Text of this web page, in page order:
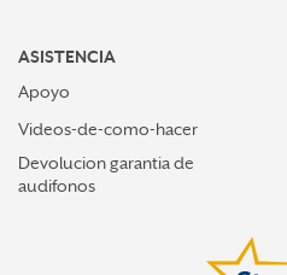
ASISTENCIA
Apoyo
Videos-de-como-hacer
Devolucion garantia de
audifonos